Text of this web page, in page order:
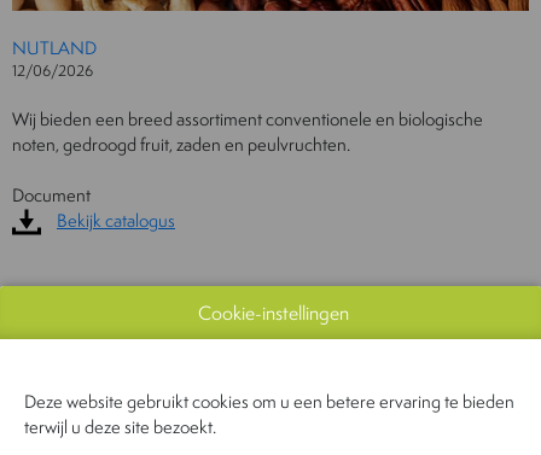
NUTLAND
12/06/2026
Wij bieden een breed assortiment conventionele en biologische
noten, gedroogd fruit, zaden en peulvruchten.
Document
Bekijk catalogus
CONTACTEER ONS!
Cookie-instellingen
Deze website gebruikt cookies om u een betere ervaring te bieden
terwijl u deze site bezoekt.